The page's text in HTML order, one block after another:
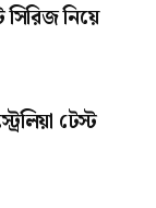
সিরিজ নিয়ে
টেস্ট